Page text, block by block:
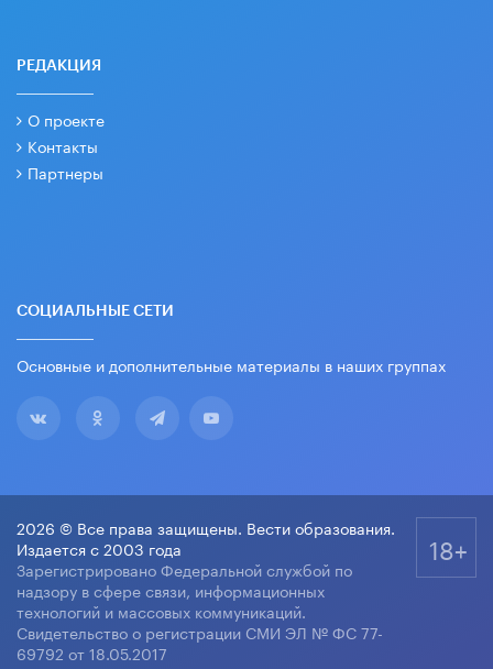
РЕДАКЦИЯ
О проекте
Контакты
Партнеры
СОЦИАЛЬНЫЕ СЕТИ
Основные и дополнительные материалы в наших группах
2026 © Все права защищены. Вести образования.
Издается с 2003 года
Зарегистрировано Федеральной службой по
надзору в сфере связи, информационных
технологий и массовых коммуникаций.
Свидетельство о регистрации СМИ ЭЛ № ФС 77-
69792 от 18.05.2017
18+